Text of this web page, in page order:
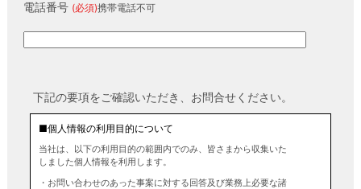
電話番号 (必須)携帯電話不可
下記の要項をご確認いただき、お問合せください。
■個人情報の利用目的について
当社は、以下の利用目的の範囲内でのみ、皆さまから収集いた
しました個人情報を利用します。
・お問い合わせのあった事案に対する回答及び業務上必要な諸